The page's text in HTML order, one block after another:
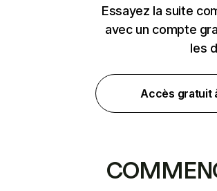
Essayez la suite
avec un compte
les
Accès gratuit